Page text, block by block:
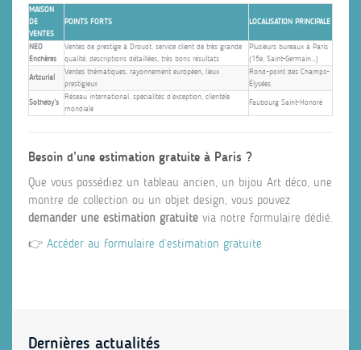
MAISON
DE
VENTES
POINTS FORTS LOCALISATION PRINCIPALE
NEO
Enchères
Ventes de prestige à Drouot, service client de très grande
qualité, descriptions détaillées, très bons résultats
Plusieurs bureaux à Paris
(15e, Saint-Germain…)
Artcurial
Ventes thématiques, rayonnement européen, lieux
prestigieux
Rond-point des Champs-
Élysées
Sotheby’s
Réseau international, spécialités d’exception, clientèle
mondiale
Faubourg Saint-Honoré
Besoin d’une estimation gratuite à Paris ?
Que vous possédiez un tableau ancien, un bijou Art déco, une
montre de collection ou un objet design, vous pouvez
demander une estimation gratuite via notre formulaire dédié.
👉 Accéder au formulaire d’estimation gratuite
Dernières actualités